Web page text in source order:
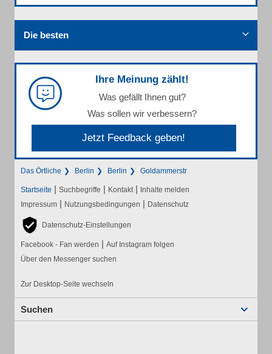
Die besten
Ihre Meinung zählt!
Was gefällt Ihnen gut?
Was sollen wir verbessern?
Jetzt Feedback geben!
Das Örtliche Berlin Berlin Goldammerstr
Startseite | Suchbegriffe | Kontakt | Inhalte melden
Impressum | Nutzungsbedingungen | Datenschutz
Datenschutz-Einstellungen
Facebook - Fan werden | Auf Instagram folgen
Über den Messenger suchen
Zur Desktop-Seite wechseln
Suchen